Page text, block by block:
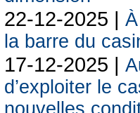
22-12-2025 |
la barre du
17-12-2025 |
d’exploiter le